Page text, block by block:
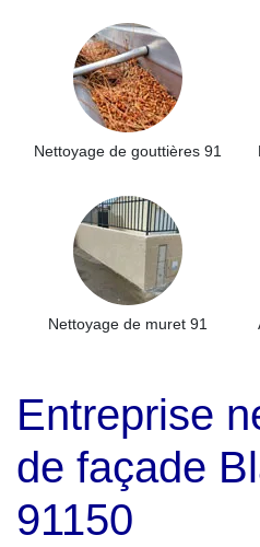
Nettoyage de gouttières 91
Nettoyage de muret 91
Entreprise
de façade
91150